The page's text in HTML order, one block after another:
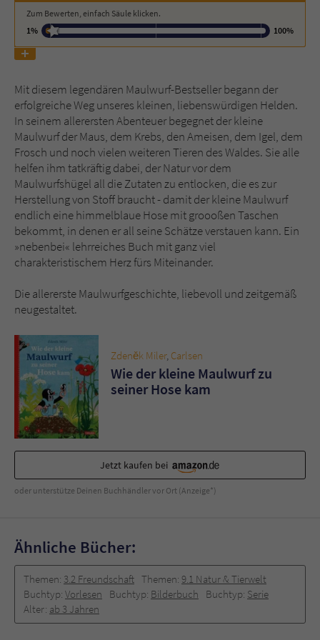
Zum Bewerten, einfach Säule klicken.
1%
100%
Mit diesem legendären Maulwurf-Bestseller begann der
erfolgreiche Weg unseres kleinen, liebenswürdigen Helden.
In seinem allerersten Abenteuer begegnet der kleine
Maulwurf der Maus, dem Krebs, den Ameisen, dem Igel, dem
Frosch und noch vielen weiteren Tieren des Waldes. Sie alle
helfen ihm tatkräftig dabei, der Natur vor dem
Maulwurfshügel all die Zutaten zu entlocken, die es zur
Herstellung von Stoff braucht - damit der kleine Maulwurf
endlich eine himmelblaue Hose mit groooßen Taschen
bekommt, in denen er all seine Schätze verstauen kann. Ein
»nebenbei« lehrreiches Buch mit ganz viel
charakteristischem Herz fürs Miteinander.
Die allererste Maulwurfgeschichte, liebevoll und zeitgemäß
neugestaltet.
Zdeněk Miler, Carlsen
Wie der kleine Maulwurf zu
seiner Hose kam
Jetzt kaufen bei
oder unterstütze Deinen Buchhändler vor Ort (Anzeige*)
Ähnliche Bücher:
Themen: 3.2 Freundschaft Themen: 9.1 Natur & Tierwelt
Buchtyp: Vorlesen Buchtyp: Bilderbuch Buchtyp: Serie
Alter: ab 3 Jahren
Name tx_pwcomments_ahash
Laufzeit
Zweck Cookie für Kommentare einzelner Buchtitel
Name fe_typo_user
Anbieter Literatur-Couch Medien GmbH & Co. KG
Laufzeit Session
Zweck
Kommunikation der Webseite mit dem